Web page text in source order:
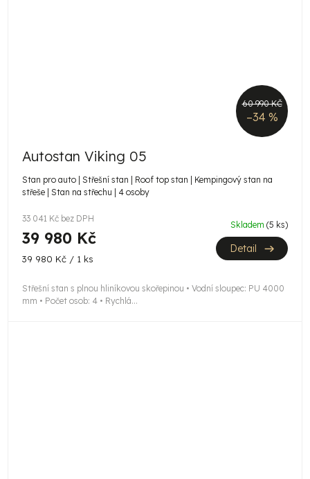
60 990 KČ
–34 %
Autostan Viking 05
Stan pro auto | Střešní stan | Roof top stan | Kempingový stan na
střeše | Stan na střechu | 4 osoby
33 041 Kč bez DPH
39 980 Kč
Měrná
39 980 Kč / 1 ks
Skladem (5 ks)
Detail
Střešní stan s plnou hliníkovou skořepinou • Vodní sloupec: PU 4000
mm • Počet osob: 4 • Rychlá...